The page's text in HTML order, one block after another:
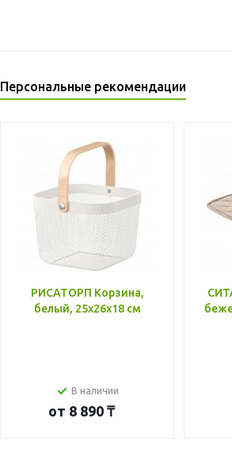
Персональные рекомендации
РИСАТОРП Корзина,
белый, 25x26x18 см
В наличии
от 8 890 ₸